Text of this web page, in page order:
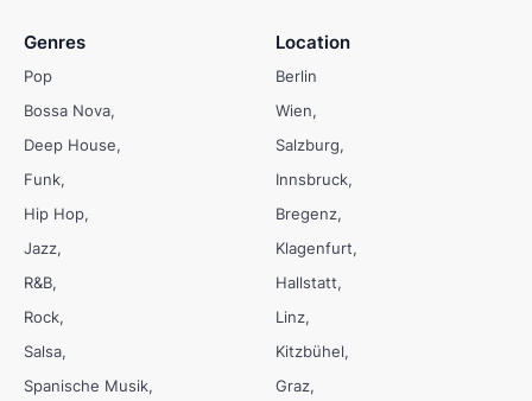
Genres
Pop
Bossa Nova
Deep House
Funk
Hip Hop
Jazz
R&B
Rock
Salsa
Spanische Musik
Location
Berlin
Wien
Salzburg
Innsbruck
Bregenz
Klagenfurt
Hallstatt
Linz
Kitzbühel
Graz